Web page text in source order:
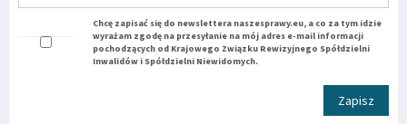
Chcę zapisać się do newslettera naszesprawy.eu, a co za tym idzie
wyrażam zgodę na przesyłanie na mój adres e-mail informacji
pochodzących od Krajowego Związku Rewizyjnego Spółdzielni
Inwalidów i Spółdzielni Niewidomych.
Zapisz